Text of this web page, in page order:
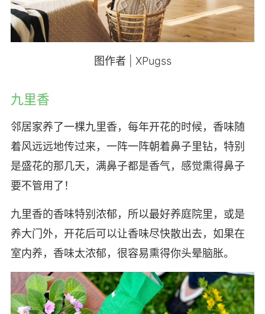
图作者 | XPugss
九里香
邻居家养了一棵九里香，每年开花的时候，香味随
着风远远地传过来，一阵一阵朝着鼻子里钻，特别
是盛花的那几天，满鼻子都是香气，感觉熏得鼻子
要不管用了！
九里香的香味特别浓郁，所以最好养庭院里，或是
养大门外，开花后可以让香味尽快散出去，如果在
室内养，香味太浓郁，很容易熏得你头晕脑胀。